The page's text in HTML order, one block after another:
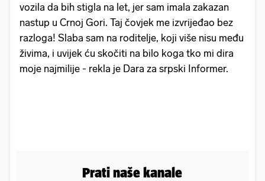
vozila da bih stigla na let, jer sam imala zakazan
nastup u Crnoj Gori. Taj čovjek me izvrijeđao bez
razloga! Slaba sam na roditelje, koji više nisu među
živima, i uvijek ću skočiti na bilo koga tko mi dira
moje najmilije - rekla je Dara za srpski Informer.
Prati naše kanale